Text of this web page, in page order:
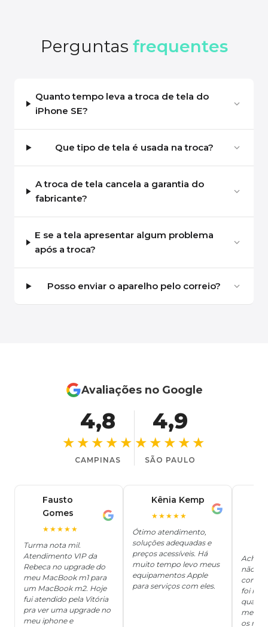
Perguntas frequentes
Quanto tempo leva a troca de tela do
iPhone SE?
Que tipo de tela é usada na troca?
A troca de tela cancela a garantia do
fabricante?
E se a tela apresentar algum problema
após a troca?
Posso enviar o aparelho pelo correio?
Avaliações no Google
4,8
★★★★★
CAMPINAS
4,9
★★★★★
SÃO PAULO
Fausto
Gomes
★★★★★
Turma nota mil.
Atendimento VIP da
Rebeca no upgrade do
meu MacBook m1 para
um MacBook m2. Hoje
fui atendido pela Vitória
pra ver uma upgrade no
meu iphone e
Kênia Kemp
★★★★★
Ótimo atendimento,
soluções adequadas e
preços acessíveis. Há
muito tempo levo meus
equipamentos Apple
para serviços com eles.
Achei
não
foi
me
os